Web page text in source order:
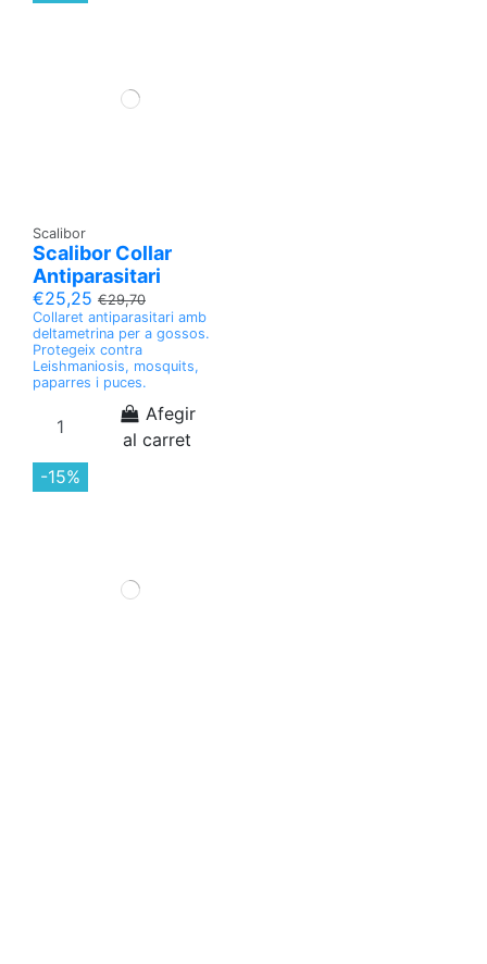
Scalibor
Scalibor Collar
Antiparasitari
€25,25 €29,70
Collaret antiparasitari amb
deltametrina per a gossos.
Protegeix contra
Leishmaniosis, mosquits,
paparres i puces.
Afegir
al carret
-15%